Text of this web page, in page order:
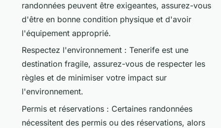
randonnées peuvent être exigeantes, assurez-vous
d'être en bonne condition physique et d'avoir
l'équipement approprié.
Respectez l'environnement : Tenerife est une
destination fragile, assurez-vous de respecter les
règles et de minimiser votre impact sur
l'environnement.
Permis et réservations : Certaines randonnées
nécessitent des permis ou des réservations, alors